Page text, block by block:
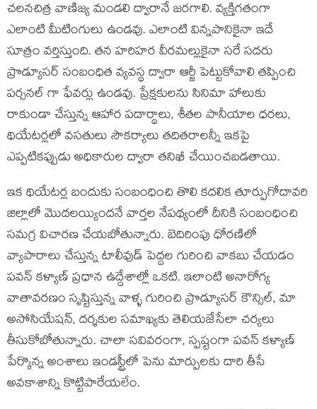
చలనచిత్ర వాణిజ్య మండలి ద్వారానే జరగాలి. వ్యక్తిగతంగా
ఎలాంటి మీటింగులు ఉండవు. ఎలాంటి విన్నపానికైనా ఇదే
సూత్రం వర్తిస్తుంది. తన హరిహర వీరమల్లుకైనా సరే సదరు
ప్రొడ్యూసర్ సంబంధిత వ్యవస్థ ద్వారా ఆర్జీ పెట్టుకోవాలి తప్పించి
పర్సనల్ గా ఫేవర్లు ఉండవు. ప్రేక్షకులను సినిమా హాలుకు
రాకుండా చేస్తున్న ఆహార పదార్థాలు, శీతల పానీయాల ధరలు,
థియేటర్లలో వసతులు సౌకర్యాలు తదితరాలన్నీ ఇకపై
ఎప్పటికప్పుడు అధికారుల ద్వారా తనిఖీ చేయించబడతాయి.
ఇక థియేటర్ల బందుకు సంబంధించి తొలి కదలిక తూర్పుగోదావరి
జిల్లాలో మొదలయ్యిందనే వార్తల నేపథ్యంలో దీనికి సంబంధించి
సమగ్ర విచారణ చేయబోతున్నారు. బెదిరింపు ధోరణిలో
వ్యాపారాలు చేస్తున్న టాలీవుడ్ పెద్దల గురించి వాకబు చేయడం
పవన్ కళ్యాణ్ ప్రధాన ఉద్దేశాల్లో ఒకటి. ఇలాంటి అనారోగ్య
వాతావరణం సృష్టిస్తున్న వాళ్ళ గురించి ప్రొడ్యూసర్ కౌన్సిల్, మా
అసోసియేషన్, దర్శకుల సమాఖ్యకు తెలియజేసేలా చర్యలు
తీసుకోబోతున్నారు. చాలా సవివరంగా, స్పష్టంగా పవన్ కళ్యాణ్
పేర్కొన్న అంశాలు ఇండస్ట్రీలో పెను మార్పులకు దారి తీసే
అవకాశాన్ని కొట్టిపారేయలేం.